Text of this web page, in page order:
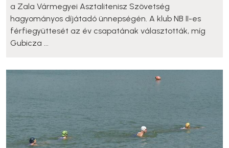
a Zala Vármegyei Asztalitenisz Szövetség
hagyományos díjátadó ünnepségén. A klub NB II-es
férfiegyüttesét az év csapatának választották, míg
Gubicza ...